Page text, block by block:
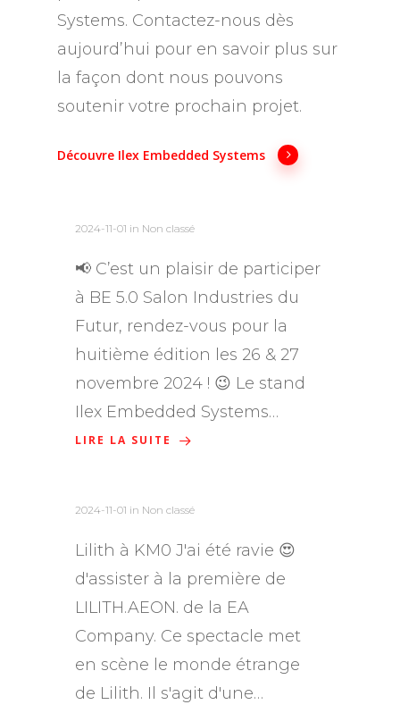
Systems. Contactez-nous dès
aujourd’hui pour en savoir plus sur
la façon dont nous pouvons
soutenir votre prochain projet.
Découvre Ilex Embedded Systems
2024-11-01 in Non classé
📢 C’est un plaisir de participer
à BE 5.0 Salon Industries du
Futur, rendez-vous pour la
huitième édition les 26 & 27
novembre 2024 ! 😉 Le stand
Ilex Embedded Systems…
LIRE LA SUITE
2024-11-01 in Non classé
Lilith à KM0 J'ai été ravie 😍
d'assister à la première de
LILITH.AEON. de la EA
Company. Ce spectacle met
en scène le monde étrange
de Lilith. Il s'agit d'une…